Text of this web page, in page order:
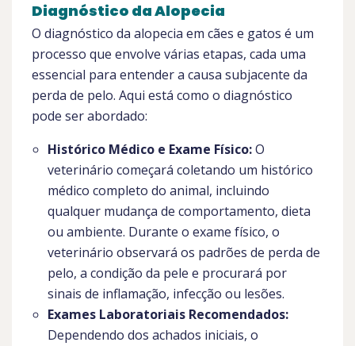
Diagnóstico da Alopecia
O diagnóstico da alopecia em cães e gatos é um
processo que envolve várias etapas, cada uma
essencial para entender a causa subjacente da
perda de pelo. Aqui está como o diagnóstico
pode ser abordado:
Histórico Médico e Exame Físico:O
veterinário começará coletando um histórico
médico completo do animal, incluindo
qualquer mudança de comportamento, dieta
ou ambiente. Durante o exame físico, o
veterinário observará os padrões de perda de
pelo, a condição da pele e procurará por
sinais de inflamação, infecção ou lesões.
Exames Laboratoriais Recomendados:
Dependendo dos achados iniciais, o